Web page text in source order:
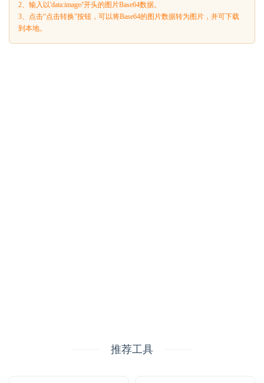
2、输入以'data:image/'开头的图片Base64数据。
3、点击“点击转换”按钮，可以将Base64的图片数据转为图片，并可下载
到本地。
推荐工具